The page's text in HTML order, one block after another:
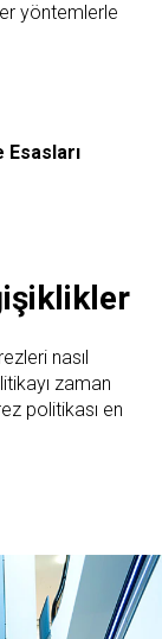
yöntemlerle
nasıl
zaman
politikası en